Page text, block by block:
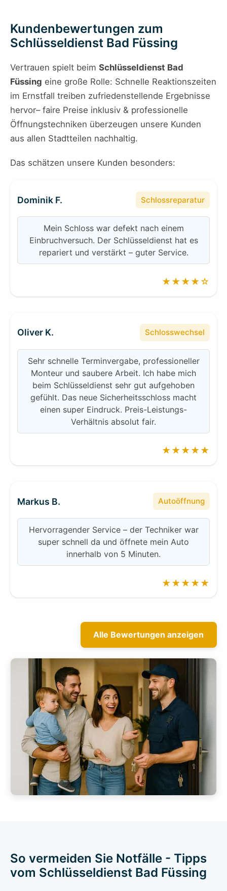
Kundenbewertungen zum
Schlüsseldienst Bad Füssing
Vertrauen spielt beim Schlüsseldienst Bad
Füssing eine große Rolle: Schnelle Reaktionszeiten
im Ernstfall treiben zufriedenstellende Ergebnisse
hervor– faire Preise inklusiv & professionelle
Öffnungstechniken überzeugen unsere Kunden
aus allen Stadtteilen nachhaltig.
Das schätzen unsere Kunden besonders:
Dominik F. Schlossreparatur
Mein Schloss war defekt nach einem
Einbruchversuch. Der Schlüsseldienst hat es
repariert und verstärkt – guter Service.
★★★★☆
Oliver K. Schlosswechsel
Sehr schnelle Terminvergabe, professioneller
Monteur und saubere Arbeit. Ich habe mich
beim Schlüsseldienst sehr gut aufgehoben
gefühlt. Das neue Sicherheitsschloss macht
einen super Eindruck. Preis-Leistungs-
Verhältnis absolut fair.
★★★★★
Markus B. Autoöffnung
Hervorragender Service – der Techniker war
super schnell da und öffnete mein Auto
innerhalb von 5 Minuten.
★★★★★
Alle Bewertungen anzeigen
So vermeiden Sie Notfälle - Tipps
vom Schlüsseldienst Bad Füssing